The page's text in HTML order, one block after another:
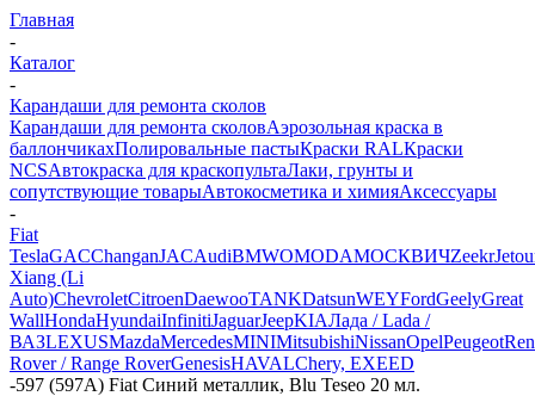
Главная
-
Каталог
-
Карандаши для ремонта сколов
Карандаши для ремонта сколовАэрозольная краска в
баллончикахПолировальные пастыКраски RALКраски
NCSАвтокраска для краскопультаЛаки, грунты и
сопутствующие товарыАвтокосметика и химияАксессуары
-
Fiat
TeslaGACChanganJACAudiBMWOMODAМОСКВИЧZeekr
Xiang (Li
Auto)ChevroletCitroenDaewooTANKDatsunWEYFordGeelyGreat
WallHondaHyundaiInfinitiJaguarJeepKIAЛада / Lada /
ВАЗLEXUSMazdaMercedesMINIMitsubishiNissanOpelPeugeot
Rover / Range RoverGenesisHAVALChery, EXEED
-597 (597A) Fiat Синий металлик, Blu Teseo 20 мл.